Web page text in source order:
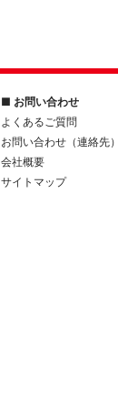
■ お問い合わせ
よくあるご質問
お問い合わせ（連絡先）
会社概要
サイトマップ